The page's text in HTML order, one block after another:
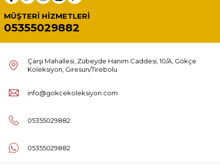
MÜŞTERI HIZMETLERI
05355029882
Çarşı Mahallesi, Zübeyde Hanım Caddesi, 10/A, Gökçe
Koleksiyon, Giresun/Tirebolu
info@gokcekoleksiyon.com
05355029882
05355029882